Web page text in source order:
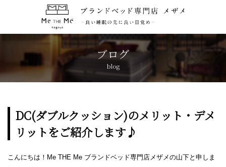
ブログ
blog
DC(ダブルクッション)のメリット・デメ
リットをご紹介します♪
こんにちは！Me THE Me ブランドベッド専門店メザメの山下と申しま
トップページ TOP
CONCEPT
アクセス